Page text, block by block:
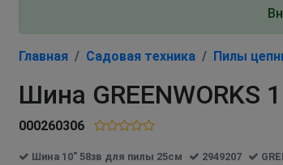
Главная Садовая техника Пилы
Шина
000260306
Шина 10" 58зв для пилы 25см 2949207